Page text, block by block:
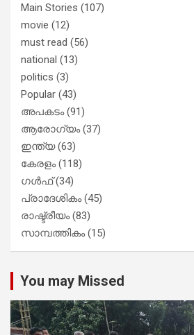
Main Stories (107)
movie (12)
must read (56)
national (13)
politics (3)
Popular (43)
അപകടം(91)
ആരോഗ്യം(37)
ഇന്ത്യ(63)
കേരളം(118)
ഗൾഫ്(34)
പ്രാദേശികം(45)
രാഷ്ട്രീയം(83)
സാമ്പത്തികം(15)
You may Missed